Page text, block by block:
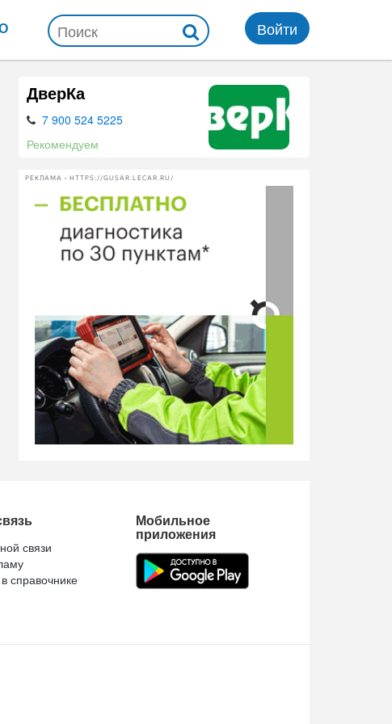
Войти
ДверКа
7 900 524 5225
Рекомендуем
РЕКЛАМА • HTTPS://GUSAR.LECAR.RU/
связи
справочнике
Мобильное
приложения